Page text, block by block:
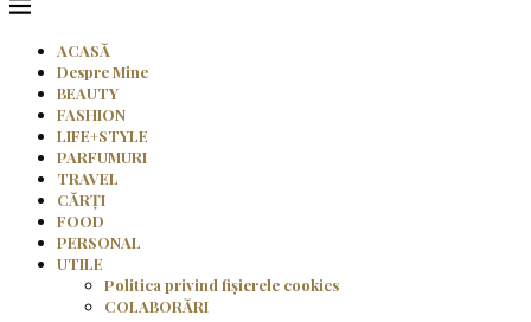
ACASĂ
Despre Mine
BEAUTY
FASHION
LIFE+STYLE
PARFUMURI
TRAVEL
CĂRȚI
FOOD
PERSONAL
UTILE
Politica privind fișierele cookies
COLABORĂRI